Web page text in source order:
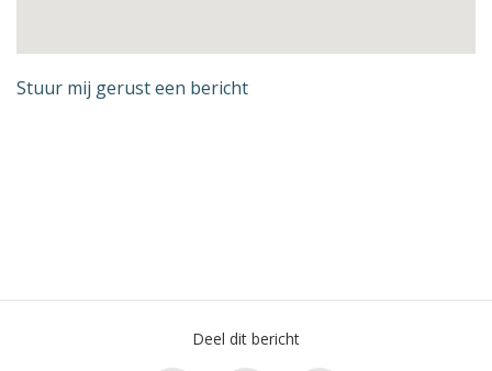
Stuur mij gerust een bericht
Deel dit bericht